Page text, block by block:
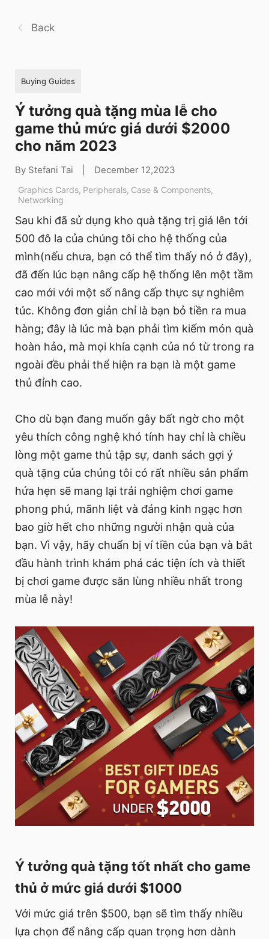
Back
Buying Guides
Ý tưởng quà tặng mùa lễ cho
game thủ mức giá dưới $2000
cho năm 2023
By Stefani Tai December 12,2023
Graphics Cards, Peripherals, Case & Components,
Networking
Sau khi đã sử dụng kho quà tặng trị giá lên tới
500 đô la của chúng tôi cho hệ thống của
mình(nếu chưa, bạn có thể tìm thấy nó ở đây),
đã đến lúc bạn nâng cấp hệ thống lên một tầm
cao mới với một số nâng cấp thực sự nghiêm
túc. Không đơn giản chỉ là bạn bỏ tiền ra mua
hàng; đây là lúc mà bạn phải tìm kiếm món quà
hoàn hảo, mà mọi khía cạnh của nó từ trong ra
ngoài đều phải thể hiện ra bạn là một game
thủ đỉnh cao.
Cho dù bạn đang muốn gây bất ngờ cho một
yêu thích công nghệ khó tính hay chỉ là chiều
lòng một game thủ tập sự, danh sách gợi ý
quà tặng của chúng tôi có rất nhiều sản phẩm
hứa hẹn sẽ mang lại trải nghiệm chơi game
phong phú, mãnh liệt và đáng kinh ngạc hơn
bao giờ hết cho những người nhận quà của
bạn. Vì vậy, hãy chuẩn bị ví tiền của bạn và bắt
đầu hành trình khám phá các tiện ích và thiết
bị chơi game được săn lùng nhiều nhất trong
mùa lễ này!
Ý tưởng quà tặng tốt nhất cho game
thủ ở mức giá dưới $1000
Với mức giá trên $500, bạn sẽ tìm thấy nhiều
lựa chọn để nâng cấp quan trọng hơn dành